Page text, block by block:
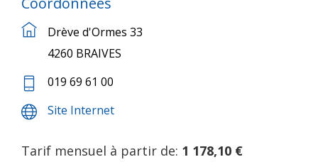
Drève d'Ormes 33
4260 BRAIVES
019 69 61 00
Site Internet
Tarif mensuel à partir de: 1 178,10 €